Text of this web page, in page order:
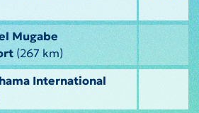
Mugabe
(267 km)
International